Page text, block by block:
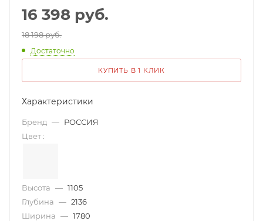
16 398 руб.
18 198 руб.
Достаточно
КУПИТЬ В 1 КЛИК
Характеристики
Бренд — РОССИЯ
Цвет :
Высота — 1105
Глубина — 2136
Ширина — 1780